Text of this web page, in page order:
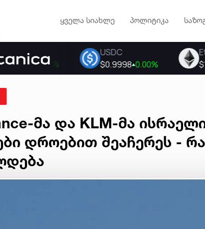
ყველა სიახლე პოლიტიკა
მა და KLM-მა
დროებით შეაჩერეს -